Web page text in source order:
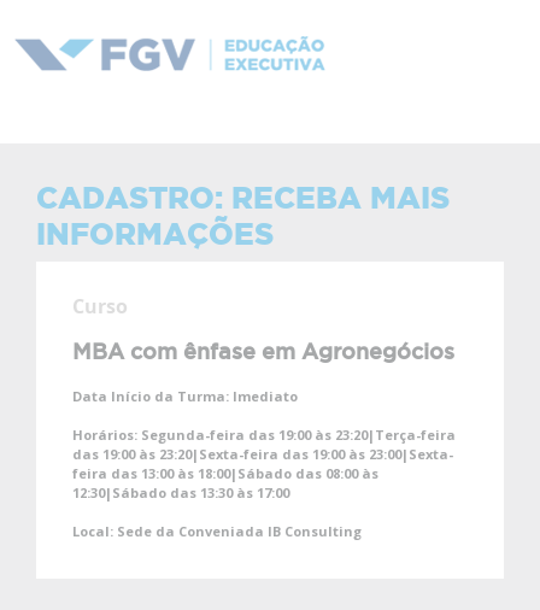
CADASTRO: RECEBA MAIS
INFORMAÇÕES
Curso
MBA com ênfase em Agronegócios
Data Início da Turma: Imediato
Horários: Segunda-feira das 19:00 às 23:20|Terça-feira
das 19:00 às 23:20|Sexta-feira das 19:00 às 23:00|Sexta-
feira das 13:00 às 18:00|Sábado das 08:00 às
12:30|Sábado das 13:30 às 17:00
Local: Sede da Conveniada IB Consulting